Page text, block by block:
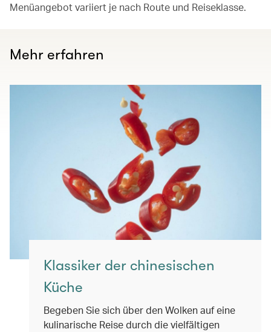
Menüangebot variiert je nach Route und Reiseklasse.
Mehr erfahren
Klassiker der chinesischen
Küche
Begeben Sie sich über den Wolken auf eine
kulinarische Reise durch die vielfältigen